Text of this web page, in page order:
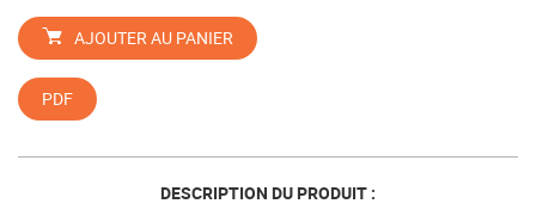
AJOUTER AU PANIER
PDF
DESCRIPTION DU PRODUIT :